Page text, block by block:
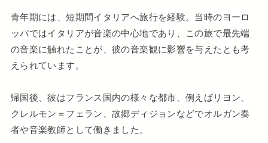
青年期には、短期間イタリアへ旅行を経験。当時のヨーロ
ッパではイタリアが音楽の中心地であり、この旅で最先端
の音楽に触れたことが、彼の音楽観に影響を与えたとも考
えられています。
帰国後、彼はフランス国内の様々な都市、例えばリヨン、
クレルモン＝フェラン、故郷ディジョンなどでオルガン奏
者や音楽教師として働きました。